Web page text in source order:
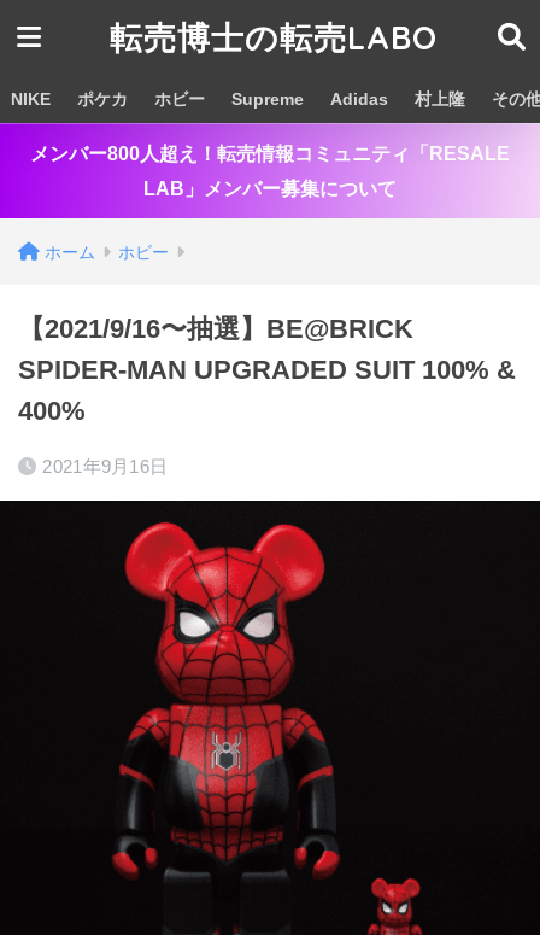
転売博士の転売LABO
NIKE ポケカ ホビー Supreme Adidas 村上隆 その
メンバー800人超え！転売情報コミュニティ「RESALE
LAB」メンバー募集について
ホーム ホビー
【2021/9/16〜抽選】BE@BRICK
SPIDER-MAN UPGRADED SUIT 100% &
400%
2021年9月16日